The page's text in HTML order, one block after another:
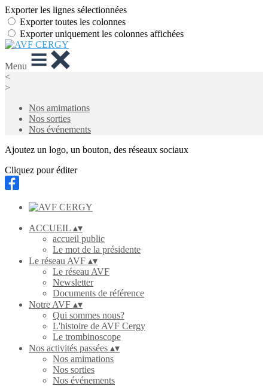
Exporter les lignes sélectionnées
Exporter toutes les colonnes
Exporter uniquement les colonnes affichées
Menu
<
>
Nos amimations
Nos sorties
Nos événements
Ajoutez un logo, un bouton, des réseaux sociaux
Cliquez pour éditer
ACCUEIL ▴▾
accueil public
Le mot de la présidente
Le réseau AVF ▴▾
Le réseau AVF
Newsletter
Documents de référence
Notre AVF ▴▾
Qui sommes nous?
L'histoire de AVF Cergy
Le trombinoscope
Nos activités passées ▴▾
Nos amimations
Nos sorties
Nos événements